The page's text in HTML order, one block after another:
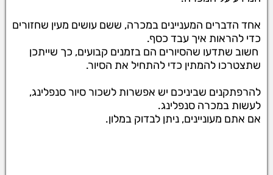
אחד הדברים המעניינים במכרה, ששם עושים מעין שחזורים
כדי להראות איך עבד כסף.
חשוב שתדעו שהסיורים הם בזמנים קבועים, כך שייתכן
שתצטרכו להמתין כדי להתחיל את הסיור.
להרפתקנים שביניכם יש אפשרות לשכור סיור סנפלינג,
לעשות במכרה סנפלינג.
אם אתם מעוניינים, ניתן לבדוק במלון.